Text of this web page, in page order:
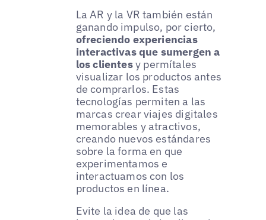
La AR y la VR también están
ganando impulso, por cierto,
ofreciendo experiencias
interactivas que sumergen a
los clientesy permítales
visualizar los productos antes
de comprarlos. Estas
tecnologías permiten a las
marcas crear viajes digitales
memorables y atractivos,
creando nuevos estándares
sobre la forma en que
experimentamos e
interactuamos con los
productos en línea.
Evite la idea de que las